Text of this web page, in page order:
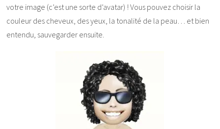
votre image (c’est une sorte d’avatar) ! Vous pouvez choisir la
couleur des cheveux, des yeux, la tonalité de la peau… et bien
entendu, sauvegarder ensuite.